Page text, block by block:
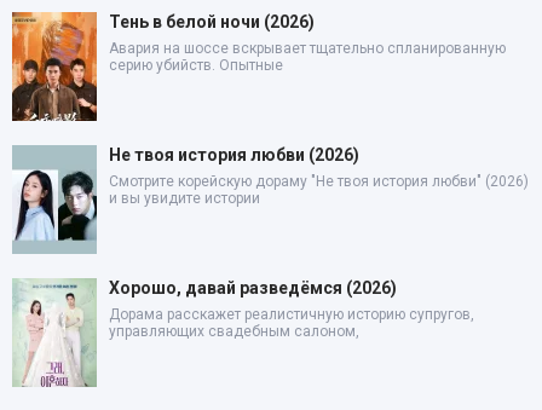
Тень в белой ночи (2026)
Авария на шоссе вскрывает тщательно спланированную
серию убийств. Опытные
Не твоя история любви (2026)
Смотрите корейскую дораму "Не твоя история любви" (2026)
и вы увидите истории
Хорошо, давай разведёмся (2026)
Дорама расскажет реалистичную историю супругов,
управляющих свадебным салоном,